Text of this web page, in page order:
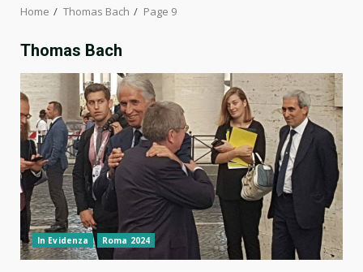
Home Thomas Bach Page 9
Thomas Bach
In Evidenza Roma 2024